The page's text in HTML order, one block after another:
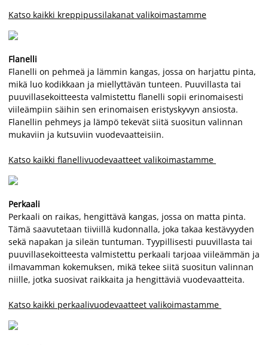
Katso kaikki kreppipussilakanat valikoimastamme
Flanelli
Flanelli on pehmeä ja lämmin kangas, jossa on harjattu pinta,
mikä luo kodikkaan ja miellyttävän tunteen. Puuvillasta tai
puuvillasekoitteesta valmistettu flanelli sopii erinomaisesti
viileämpiin säihin sen erinomaisen eristyskyvyn ansiosta.
Flanellin pehmeys ja lämpö tekevät siitä suositun valinnan
mukaviin ja kutsuviin vuodevaatteisiin.
Katso kaikki flanellivuodevaatteet valikoimastamme
Perkaali
Perkaali on raikas, hengittävä kangas, jossa on matta pinta.
Tämä saavutetaan tiiviillä kudonnalla, joka takaa kestävyyden
sekä napakan ja sileän tuntuman. Tyypillisesti puuvillasta tai
puuvillasekoitteesta valmistettu perkaali tarjoaa viileämmän ja
ilmavamman kokemuksen, mikä tekee siitä suositun valinnan
niille, jotka suosivat raikkaita ja hengittäviä vuodevaatteita.
Katso kaikki perkaalivuodevaatteet valikoimastamme